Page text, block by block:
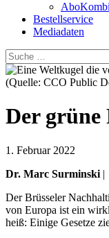
AboKombi
Bestellservice
Mediadaten
(Quelle: CCO Public
Der grüne
1. Februar 2022
Dr. Marc Surminski |
Der Brüsseler
von Europa ist ein
heiß: Einige Gesetze